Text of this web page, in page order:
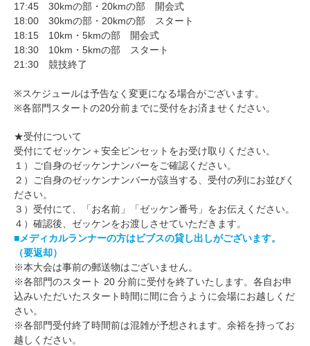
17:45 30kmの部・20kmの部 開会式
18:00 30kmの部・20kmの部 スタート
18:15 10km・5kmの部 開会式
18:30 10km・5kmの部 スタート
21:30 競技終了
※スケジュールは予告なく変更になる場合がございます。
※各部門スタートの20分前までに受付をお済ませください。
★受付について
受付にてゼッケン＋安全ピンセットをお受け取りください。
１）ご自身のゼッケンナンバーをご確認ください。
２）ご自身のゼッケンナンバーが該当する、受付の列にお並びく
ださい。
３）受付にて、「お名前」「ゼッケン番号」をお伝えください。
４）確認後、ゼッケンをお渡しさせていただきます。
■メディカルランナーの方はビブスの貸し出しがございます。
（要返却）
※本大会は事前の郵送物はございません。
※各部門のスタート 20 分前に受付を終了いたします。各自お申
込みいただいたスタート時間に間に合うように会場にお越しくだ
さい。
※各部門受付終了時間前は混雑が予想されます。余裕を持ってお
越しください。